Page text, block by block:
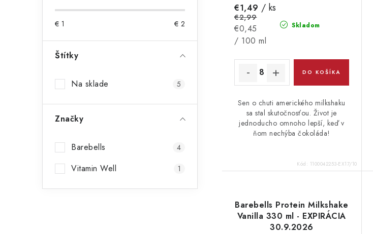
€ 1 € 2
Štítky
Na sklade 5
Značky
Barebells 4
Vitamin Well 1
u
k
t
o
v
Skladom
€1,49 / ks
€2,99
Jednotková
cena:
€0,45
/ 100 ml
DO KOŠÍKA
Sen o chuti amerického milkshaku
sa stal skutočnosťou. Život je
jednoducho omnoho lepší, keď v
ňom nechýba čokoláda!
Kód: 1100042253-EX17/10
Barebells Protein Milkshake
Vanilla 330 ml - EXPIRÁCIA
30.9.2026